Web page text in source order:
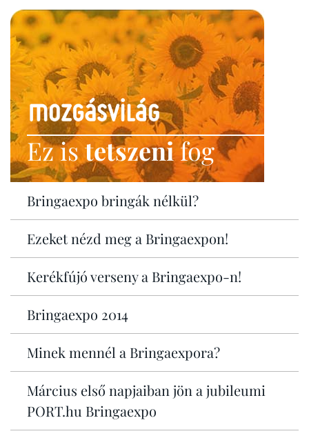
Ez istetszenifog
Bringaexpo bringák nélkül?
Ezeket nézd meg a Bringaexpon!
Kerékfújó verseny a Bringaexpo-n!
Bringaexpo 2014
Minek mennél a Bringaexpora?
Március első napjaiban jön a jubileumi
PORT.hu Bringaexpo